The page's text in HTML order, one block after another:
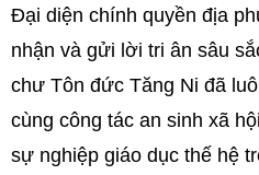
Đại diện chính quyền địa
nhận và gửi lời tri ân sâu
chư Tôn đức Tăng Ni đã
cùng công tác an sinh xã
sự nghiệp giáo dục thế hệ